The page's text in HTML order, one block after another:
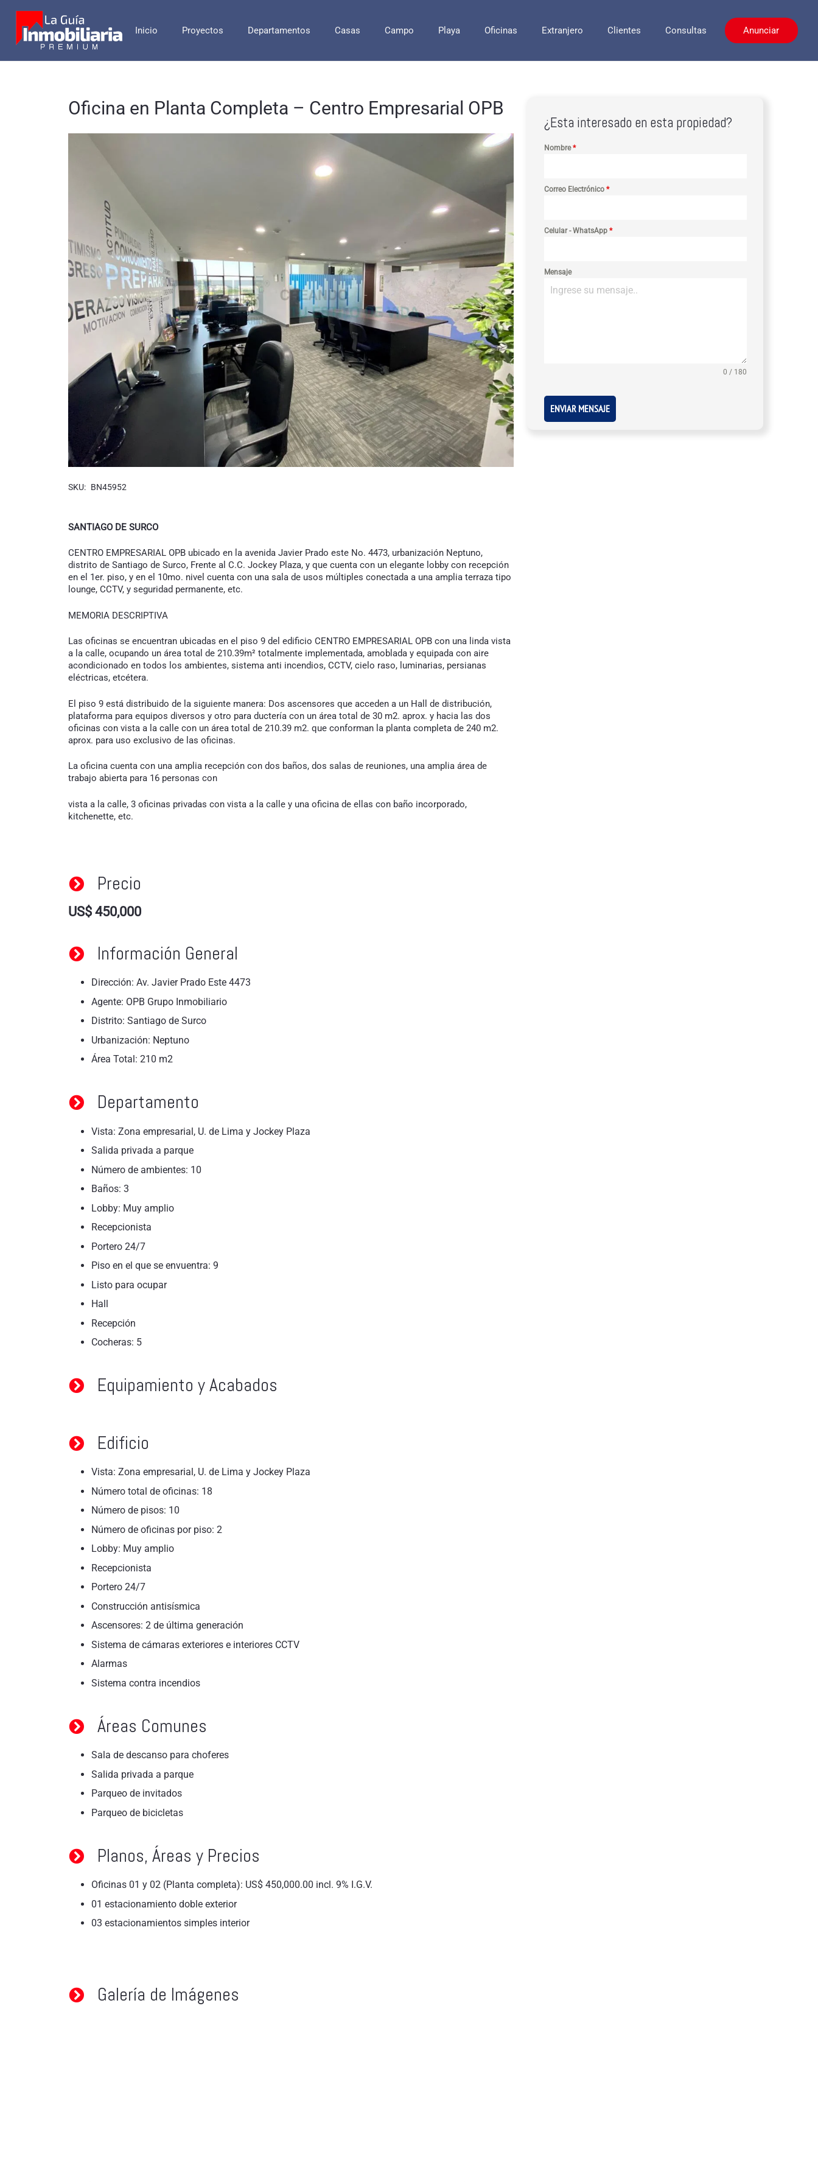
Inicio Proyectos Departamentos Casas Campo Playa Oficinas Extranjero Clientes Consultas Anunciar
Oficina en Planta Completa – Centro Empresarial OPB
SKU: BN45952
SANTIAGO DE SURCO
CENTRO EMPRESARIAL OPB ubicado en la avenida Javier Prado este No. 4473, urbanización Neptuno,
distrito de Santiago de Surco, Frente al C.C. Jockey Plaza, y que cuenta con un elegante lobby con recepción
en el 1er. piso, y en el 10mo. nivel cuenta con una sala de usos múltiples conectada a una amplia terraza tipo
lounge, CCTV, y seguridad permanente, etc.
MEMORIA DESCRIPTIVA
Las oficinas se encuentran ubicadas en el piso 9 del edificio CENTRO EMPRESARIAL OPB con una linda vista
a la calle, ocupando un área total de 210.39m² totalmente implementada, amoblada y equipada con aire
acondicionado en todos los ambientes, sistema anti incendios, CCTV, cielo raso, luminarias, persianas
eléctricas, etcétera.
El piso 9 está distribuido de la siguiente manera: Dos ascensores que acceden a un Hall de distribución,
plataforma para equipos diversos y otro para ductería con un área total de 30 m2. aprox. y hacia las dos
oficinas con vista a la calle con un área total de 210.39 m2. que conforman la planta completa de 240 m2.
aprox. para uso exclusivo de las oficinas.
La oficina cuenta con una amplia recepción con dos baños, dos salas de reuniones, una amplia área de
trabajo abierta para 16 personas con
vista a la calle, 3 oficinas privadas con vista a la calle y una oficina de ellas con baño incorporado,
kitchenette, etc.
Precio
US$ 450,000
Información General
Dirección: Av. Javier Prado Este 4473
Agente: OPB Grupo Inmobiliario
Distrito: Santiago de Surco
Urbanización: Neptuno
Área Total: 210 m2
Departamento
Vista: Zona empresarial, U. de Lima y Jockey Plaza
Salida privada a parque
Número de ambientes: 10
Baños: 3
Lobby: Muy amplio
Recepcionista
Portero 24/7
Piso en el que se envuentra: 9
Listo para ocupar
Hall
Recepción
Cocheras: 5
Equipamiento y Acabados
Edificio
Vista: Zona empresarial, U. de Lima y Jockey Plaza
Número total de oficinas: 18
Número de pisos: 10
Número de oficinas por piso: 2
Lobby: Muy amplio
Recepcionista
Portero 24/7
Construcción antisísmica
Ascensores: 2 de última generación
Sistema de cámaras exteriores e interiores CCTV
Alarmas
Sistema contra incendios
Áreas Comunes
Sala de descanso para choferes
Salida privada a parque
Parqueo de invitados
Parqueo de bicicletas
Planos, Áreas y Precios
Oficinas 01 y 02 (Planta completa): US$ 450,000.00 incl. 9% I.G.V.
01 estacionamiento doble exterior
03 estacionamientos simples interior
Galería de Imágenes
¿Esta interesado en esta propiedad?
Nombre*
Correo Electrónico *
Celular - WhatsApp *
Mensaje
0 / 180
ENVIAR MENSAJE